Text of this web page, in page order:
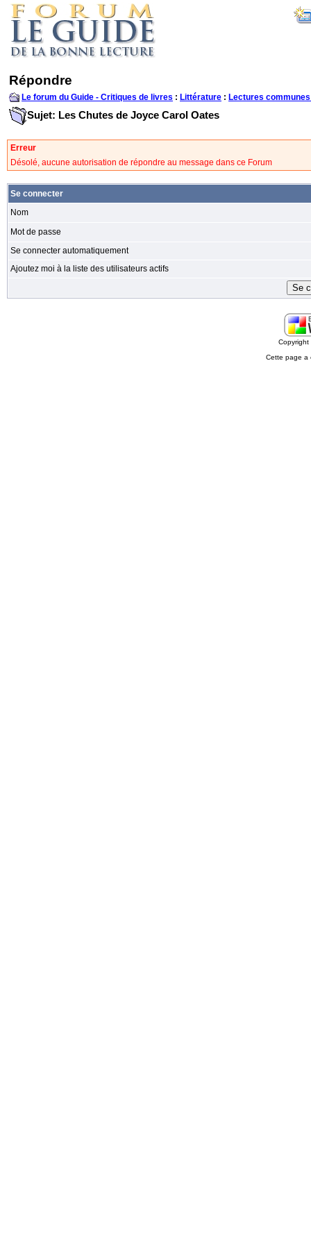
Répondre
Le forum du Guide - Critiques de livres : Littérature : Lectures
Sujet: Les Chutes de Joyce Carol Oates
Erreur
Désolé, aucune autorisation de répondre au message dans ce Forum
Se connecter
Nom
Mot de passe
Se connecter automatiquement
Ajoutez moi à la liste des utilisateurs actifs
Cette page a